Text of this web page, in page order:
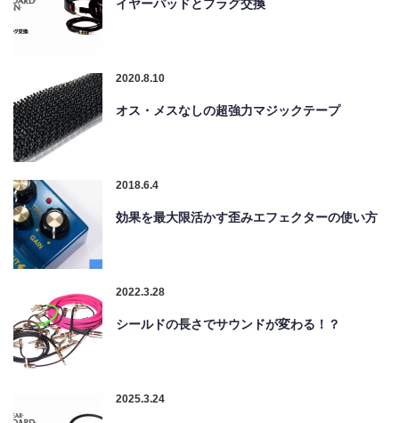
イヤーパッドとプラグ交換
2020.8.10
オス・メスなしの超強力マジックテープ
2018.6.4
効果を最大限活かす歪みエフェクターの使い方
2022.3.28
シールドの長さでサウンドが変わる！？
2025.3.24